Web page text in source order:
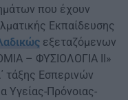
που έχουν
Εκπαίδευσης
εξεταζόμενων
– ΦΥΣΙΟΛΟΓΙΑ ΙΙ»
τάξης Εσπερινών
Υγείας-Πρόνοιας-